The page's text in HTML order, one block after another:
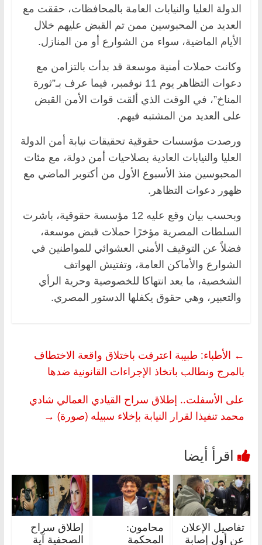
الدولة العليا والنيابات العامة بالمحافظات، حققت مع
العديد من المحبوسين ممن تم القبض عليهم خلال
الأيام الماضية، سواء من الشوارع أو من المنازل.
وكانت حملات أمنية موسعة قد بدأت بالتزامن مع
دعوات التظاهر يوم 11 نوفمبر، فيما عرف بـ”ثورة
المناخ”، في الوقت الذي ألقت قوات الأمن القبض
على العديد من المشتبه فيهم.
ورصدت مؤسسات حقوقية تحقيقات نيابة أمن الدولة
العليا والنيابات العادية بصلاحيات أمن دولة، مع مئات
المحبوسين منذ الأسبوع الأول من أكتوبر الماضي مع
ظهور دعوات التظاهر.
وبحسب بيان وقع عليه 12 مؤسسة حقوقية، باشرت
السلطات المصرية مؤخرًا حملات قبض موسعة،
فضلاً عن التوقيف الأمني العشوائي للمواطنين في
الشوارع والأماكن العامة، وتفتيش الهواتف
الشخصية، ما يعد انتهاكا للخصوصية وحرية الرأي
والتعبير، وهي حقوق يكفلها الدستور المصري.
← الأطباء: طبيبة اعترفت باختلاق واقعة الاختطاف
بالمرج ونطالب باتخاذ الإجراءات القانونية ضدها
على الأسفلت.. إطلاق سراح القيادي العمالي شادي
محمد تنفيذا لقرار النيابة بإخلاء سبيله (صورة) →
تفاصيل الإعلان
عن أول إصابة
محامون:
المحكمة
إطلاق سراح
الصحفية آية